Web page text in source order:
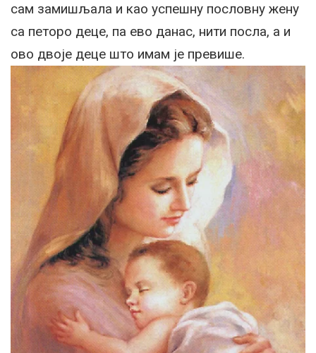
сам замишљала и као успешну пословну жену
са петоро деце, па ево данас, нити посла, а и
ово двоје деце што имам је превише.